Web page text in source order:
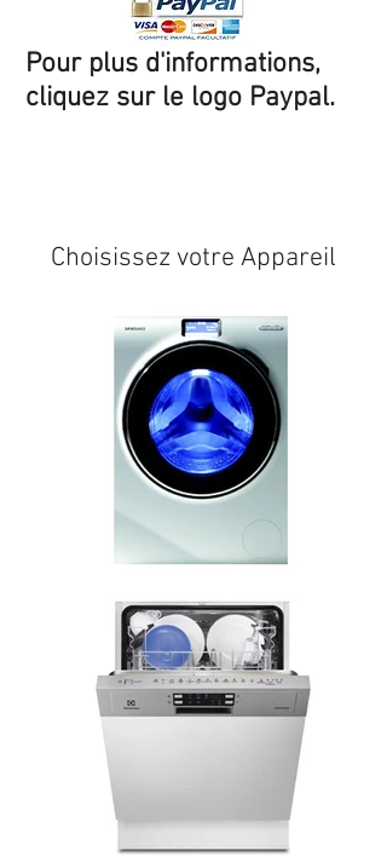
Pour plus d'informations,
cliquez sur le logo Paypal.
Choisissez votre Appareil